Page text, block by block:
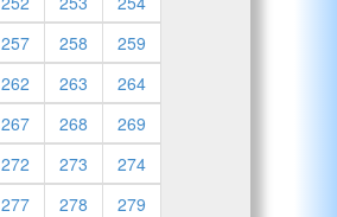
257 258
259
262 263
264
267 268
269
272 273
274
277 278
279